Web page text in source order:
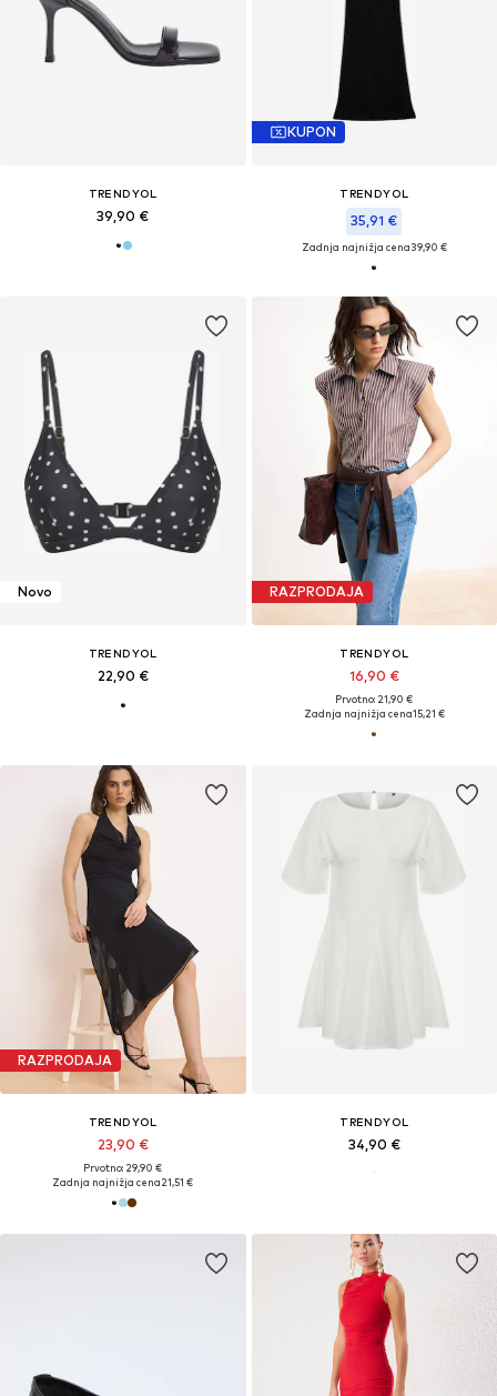
TRENDYOL
39,90 €
KUPON
TRENDYOL
35,91 €
Zadnja najnižja cena39,90 €
Novo
TRENDYOL
22,90 €
RAZPRODAJA
TRENDYOL
16,90 €
Prvotno: 21,90 €
Zadnja najnižja cena15,21 €
RAZPRODAJA
TRENDYOL
23,90 €
Prvotno: 29,90 €
Zadnja najnižja cena21,51 €
TRENDYOL
34,90 €